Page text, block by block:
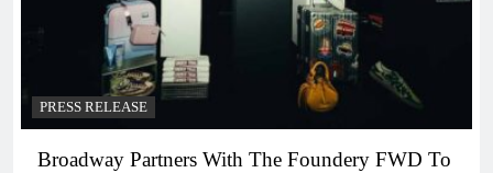
PRESS RELEASE
Broadway Partners With The Foundery FWD To